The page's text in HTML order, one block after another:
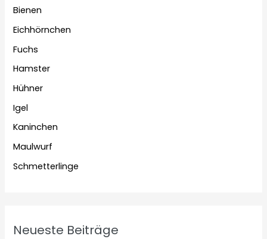
Bienen
Eichhörnchen
Fuchs
Hamster
Hühner
Igel
Kaninchen
Maulwurf
Schmetterlinge
Neueste Beiträge